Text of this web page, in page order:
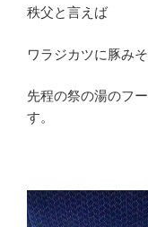
秩父と言えば
ワラジカツに豚み
先程の祭の湯のフ
す。